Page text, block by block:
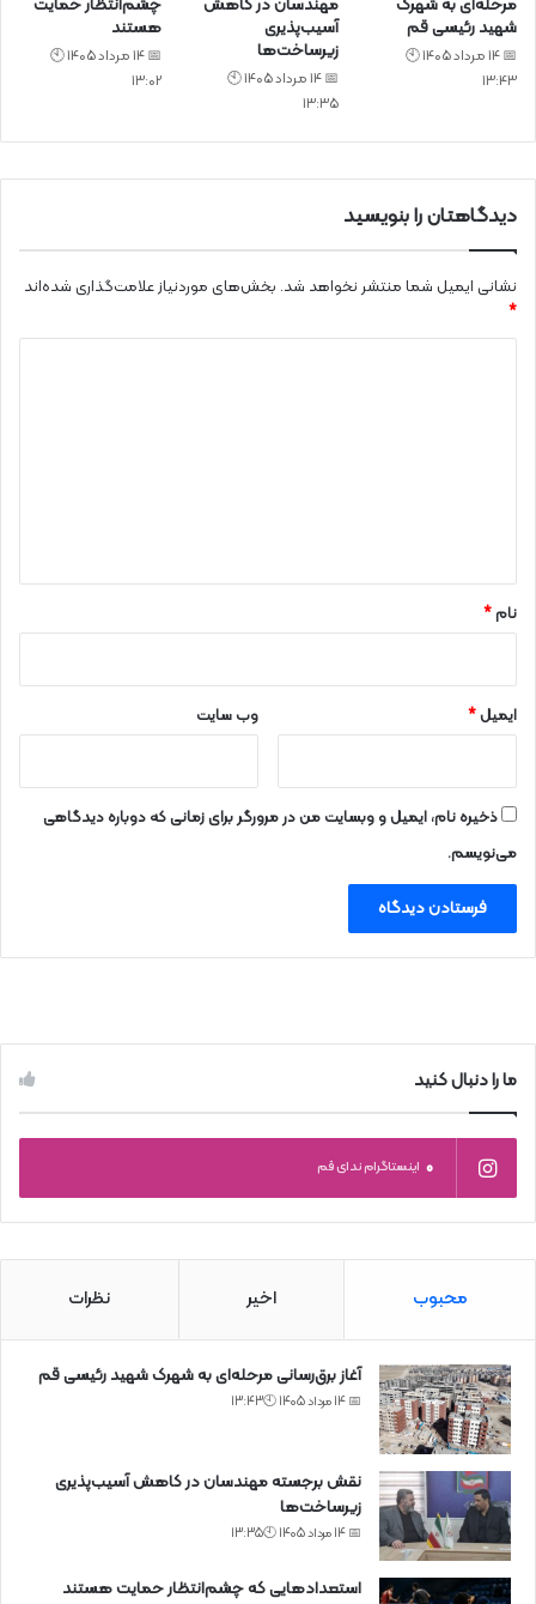
مرحله‌ای به شهرک
شهید رئیسی قم
📅 14 مرداد 1405 🕙
13:43
مهندسان در کاهش
آسیب‌پذیری
زیرساخت‌ها
📅 14 مرداد 1405 🕙
13:35
چشم‌انتظار حمایت
هستند
📅 14 مرداد 1405 🕙
13:02
دیدگاهتان را بنویسید
نشانی ایمیل شما منتشر نخواهد شد. بخش‌های موردنیاز علامت‌گذاری شده‌اند
*
نام*
ایمیل* وب‌ سایت
ذخیره نام، ایمیل و وبسایت من در مرورگر برای زمانی که دوباره دیدگاهی
می‌نویسم.
ما را دنبال کنید
0 اینستاگرام ندای قم
محبوب اخیر نظرات
آغاز برق‌رسانی مرحله‌ای به شهرک شهید رئیسی قم
📅 14 مرداد 1405 🕙13:43
نقش برجسته مهندسان در کاهش آسیب‌پذیری
زیرساخت‌ها
📅 14 مرداد 1405 🕙13:35
استعدادهایی که چشم‌انتظار حمایت هستند